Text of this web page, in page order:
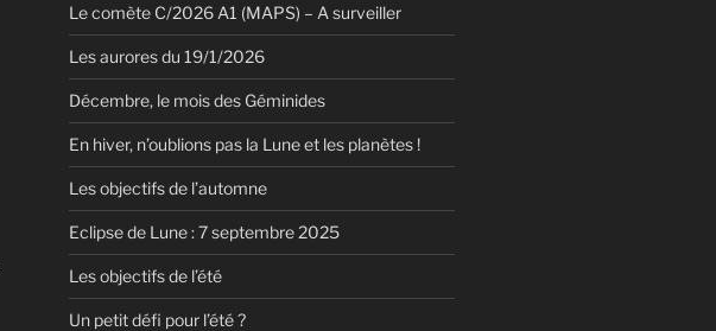
Le comète C/2026 A1 (MAPS) – A surveiller
Les aurores du 19/1/2026
Décembre, le mois des Géminides
En hiver, n’oublions pas la Lune et les planètes !
Les objectifs de l’automne
Eclipse de Lune : 7 septembre 2025
Les objectifs de l’été
Un petit défi pour l’été ?